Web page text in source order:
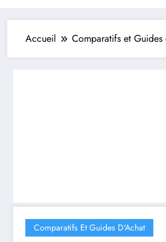
Accueil Comparatifs et
Comparatifs Et Guides D'Achat